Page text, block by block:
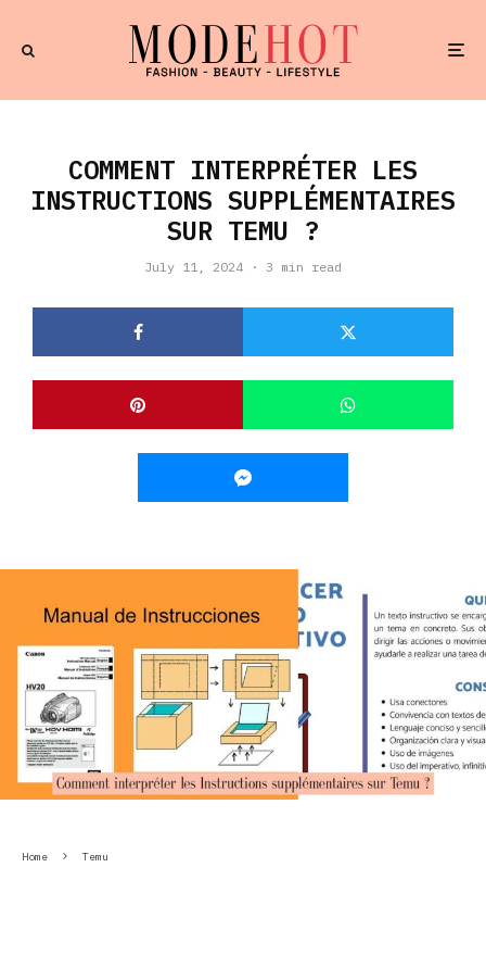
COMMENT INTERPRÉTER LES
INSTRUCTIONS SUPPLÉMENTAIRES
SUR TEMU ?
July 11, 2024 · 3 min read
Home Temu